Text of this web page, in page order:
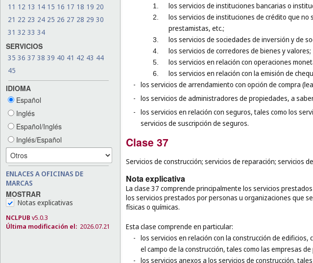
11 12 13 14 15 16 17 18 19 20
21 22 23 24 25 26 27 28 29 30
31 32 33 34
SERVICIOS
35 36 37 38 39 40 41 42 43 44
45
IDIOMA
Español
Inglés
Español/Inglés
Inglés/Español
ENLACES A OFICINAS DE
MARCAS
MOSTRAR
Notas explicativas
NCLPUB v5.0.3
Última modificación el: 2026.07.21
1. los servicios de instituciones bancarias o
2.
los servicios de instituciones de crédito que
prestamistas, etc.;
3. los servicios de sociedades de inversión y de
4. los servicios de corredores de bienes y valores;
5. los servicios en relación con operaciones
6.
los servicios en relación con la emisión de
- los servicios de arrendamiento con opción de compra
- los servicios de administradores de propiedades, a
- los servicios en relación con seguros, tales como los
servicios de suscripción de seguros.
Clase 37
Servicios de construcción; servicios de reparación; servicios
Nota explicativa
La clase 37 comprende principalmente los servicios
los servicios prestados por personas u organizaciones que
físicas o químicas.
Esta clase comprende en particular:
- los servicios en relación con la construcción de
el campo de la construcción, tales como las empresas
- los servicios anexos a los servicios de construcción,